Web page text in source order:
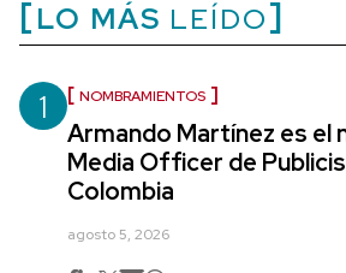
LO MÁS LEÍDO
1 NOMBRAMIENTOS
Armando Martínez es el
Media Officer de
Colombia
agosto 5, 2026